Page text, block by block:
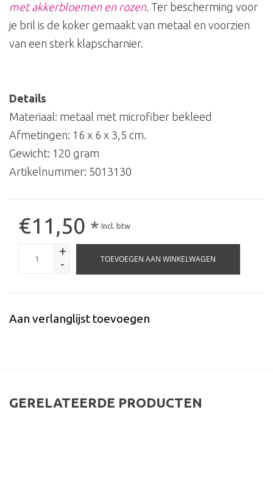
met akkerbloemen en rozen. Ter bescherming voor
je bril is de koker gemaakt van metaal en voorzien
van een sterk klapscharnier.
Details
Materiaal: metaal met microfiber bekleed
Afmetingen: 16 x 6 x 3,5 cm.
Gewicht: 120 gram
Artikelnummer: 5013130
€11,50 * Incl. btw
+
-
TOEVOEGEN AAN WINKELWAGEN
Aan verlanglijst toevoegen
GERELATEERDE PRODUCTEN